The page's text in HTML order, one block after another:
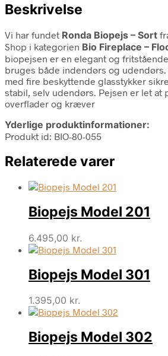
Beskrivelse
Vi har fundet Ronda Biopejs – Sort
Shop i kategorien Bio Fireplace –
biopejsen er en elegant og
bruges både indendørs og
med fire beskyttende glasstykker
stabil, selv udendørs. Pejsen er let at
overflader og kræver
Yderlige produktinformationer:
Produkt id: BIO-80-055
Relaterede varer
Biopejs Model 201
6.495,00 kr.
Biopejs Model 301
1.395,00 kr.
Biopejs Model 302